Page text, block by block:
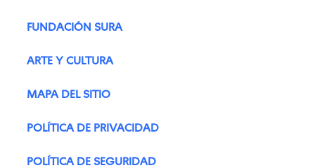
FUNDACIÓN SURA
ARTE Y CULTURA
MAPA DEL SITIO
POLÍTICA DE PRIVACIDAD
POLÍTICA DE SEGURIDAD